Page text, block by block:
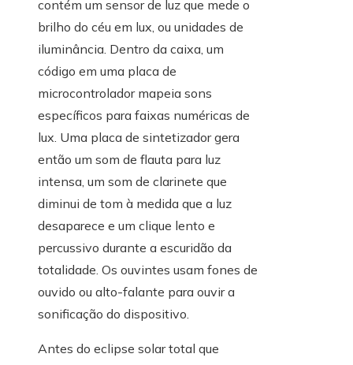
contém um sensor de luz que mede o
brilho do céu em lux, ou unidades de
iluminância. Dentro da caixa, um
código em uma placa de
microcontrolador mapeia sons
específicos para faixas numéricas de
lux. Uma placa de sintetizador gera
então um som de flauta para luz
intensa, um som de clarinete que
diminui de tom à medida que a luz
desaparece e um clique lento e
percussivo durante a escuridão da
totalidade. Os ouvintes usam fones de
ouvido ou alto-falante para ouvir a
sonificação do dispositivo.
Antes do eclipse solar total que